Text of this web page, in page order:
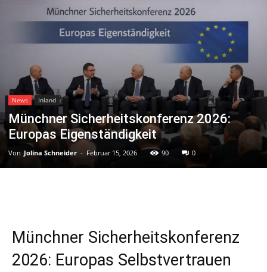
News
News Inland
Münchner Sicherheitskonferenz 2026:
Europas Eigenständigkeit
Von Jolina Schneider - Februar 15, 2026 90 0
Münchner Sicherheitskonferenz
2026: Europas Selbstvertrauen